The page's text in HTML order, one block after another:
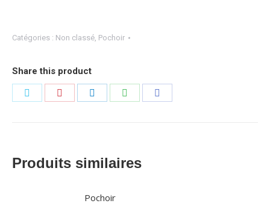
Catégories : Non classé, Pochoir
Share this product
Partager Partager Partager Partager
Produits similaires
Pochoir